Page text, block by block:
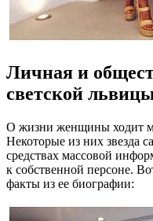
Личная и
светской
О жизни женщины ходит
Некоторые из них звезда
средствах массовой
к собственной персоне.
факты из ее биографии: